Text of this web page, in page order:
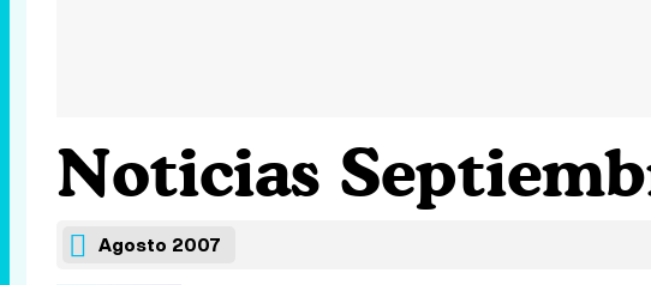
Noticias
Agosto 2007